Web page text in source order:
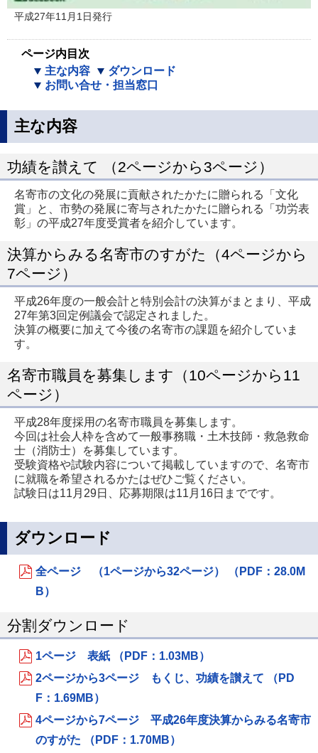
平成27年11月1日発行
ページ内目次
主な内容
ダウンロード
お問い合せ・担当窓口
主な内容
功績を讃えて （2ページから3ページ）
名寄市の文化の発展に貢献されたかたに贈られる「文化
賞」と、市勢の発展に寄与されたかたに贈られる「功労表
彰」の平成27年度受賞者を紹介しています。
決算からみる名寄市のすがた（4ページから
7ページ）
平成26年度の一般会計と特別会計の決算がまとまり、平成
27年第3回定例議会で認定されました。
決算の概要に加えて今後の名寄市の課題を紹介していま
す。
名寄市職員を募集します（10ページから11
ページ）
平成28年度採用の名寄市職員を募集します。
今回は社会人枠を含めて一般事務職・土木技師・救急救命
士（消防士）を募集しています。
受験資格や試験内容について掲載していますので、名寄市
に就職を希望されるかたはぜひご覧ください。
試験日は11月29日、応募期限は11月16日までです。
ダウンロード
全ページ （1ページから32ページ） （PDF：28.0M
B）
分割ダウンロード
1ページ 表紙 （PDF：1.03MB）
2ページから3ページ もくじ、功績を讃えて （PD
F：1.69MB）
4ページから7ページ 平成26年度決算からみる名寄市
のすがた （PDF：1.70MB）